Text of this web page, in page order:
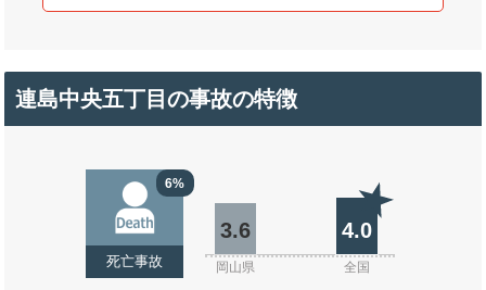
連島中央五丁目の事故の特徴
6%
死亡事故
3.6 4.0
岡山県 全国